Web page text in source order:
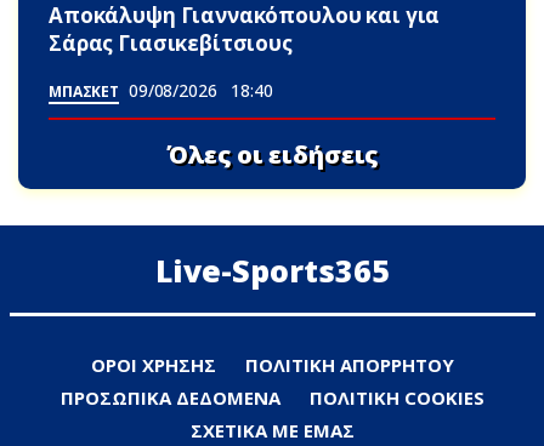
Αποκάλυψη Γιαννακόπουλου και για
Σάρας Γιασικεβίτσιους
ΜΠΑΣΚΕΤ 09/08/2026 18:40
Όλες οι ειδήσεις
Live-Sports365
ΟΡΟΙ ΧΡΗΣΗΣ
ΠΟΛΙΤΙΚΗ ΑΠΟΡΡΗΤΟΥ
ΠΡΟΣΩΠΙΚΑ ΔΕΔΟΜΕΝΑ
ΠΟΛΙΤΙΚΗ COOKIES
ΣΧΕΤΙΚΑ ΜΕ ΕΜΑΣ